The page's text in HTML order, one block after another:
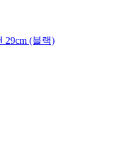
29cm (블랙)